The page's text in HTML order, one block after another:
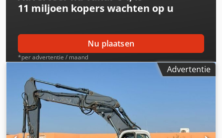
weer bereikbaar! Chedpfx Aezp Sy Eep Hoa
11 miljoen koperswachten op u
Nu plaatsen
*per advertentie / maand
Advertentie